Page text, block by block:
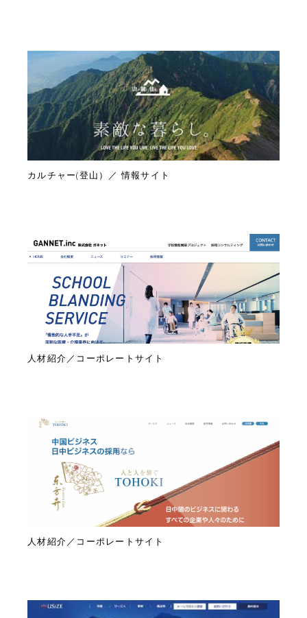
カルチャー(登山）／ 情報サイト
人材紹介／コーポレートサイト
人材紹介／コーポレートサイト